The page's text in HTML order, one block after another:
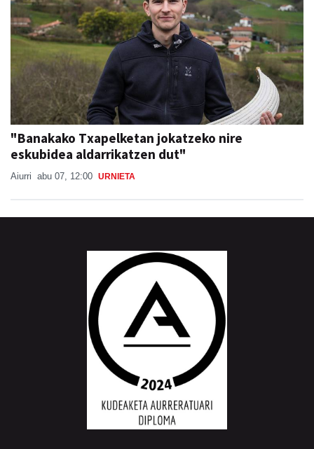
"Banakako Txapelketan jokatzeko nire
eskubidea aldarrikatzen dut"
Aiurri abu 07, 12:00 URNIETA